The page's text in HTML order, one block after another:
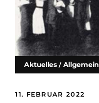
Aktuelles Allgemein
11. FEBRUAR 2022